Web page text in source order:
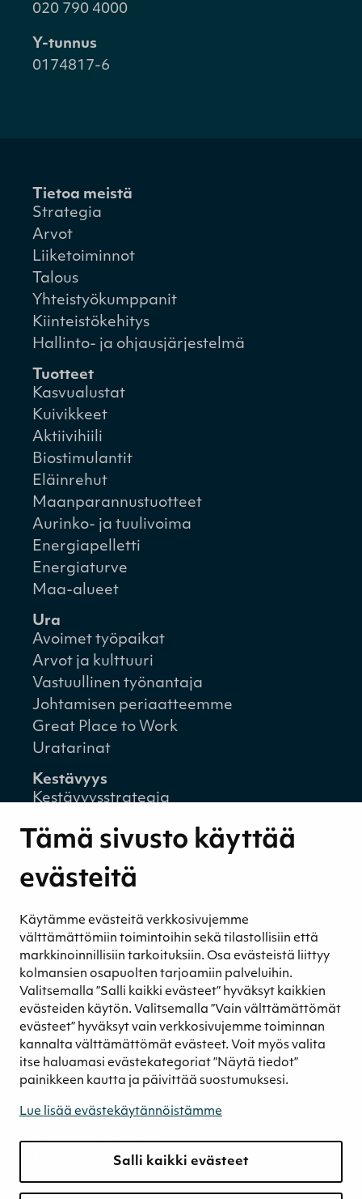
Tämä sivusto käyttää
evästeitä
Käytämme evästeitä verkkosivujemme
välttämättömiin toimintoihin sekä tilastollisiin että
markkinoinnillisiin tarkoituksiin. Osa evästeistä liittyy
kolmansien osapuolten tarjoamiin palveluihin.
Valitsemalla ”Salli kaikki evästeet” hyväksyt kaikkien
evästeiden käytön. Valitsemalla ”Vain välttämättömät
evästeet” hyväksyt vain verkkosivujemme toiminnan
kannalta välttämättömät evästeet. Voit myös valita
itse haluamasi evästekategoriat ”Näytä tiedot”
painikkeen kautta ja päivittää suostumuksesi.
Lue lisää evästekäytännöistämme
Salli kaikki evästeet
020 790 4000
Y-tunnus
0174817-6
Tietoa meistä
Strategia
Arvot
Liiketoiminnot
Talous
Yhteistyökumppanit
Kiinteistökehitys
Hallinto- ja ohjausjärjestelmä
Tuotteet
Kasvualustat
Kuivikkeet
Aktiivihiili
Biostimulantit
Eläinrehut
Maanparannustuotteet
Aurinko- ja tuulivoima
Energiapelletti
Energiaturve
Maa-alueet
Ura
Avoimet työpaikat
Arvot ja kulttuuri
Vastuullinen työnantaja
Johtamisen periaatteemme
Great Place to Work
Uratarinat
Kestävyys
Kestävyysstrategia
Ympäristövastuu
Henkilöstömme ja kumppaneidemme
hyvinvointi
Turvetuotannon kestävyys
Kestävyyden johtaminen
Retkeilykohteet
Media
Uutiset ja blogit
Podcast
Yhteystiedot
Laskutustiedot
Tietosuojaseloste
Tiedonantokanava